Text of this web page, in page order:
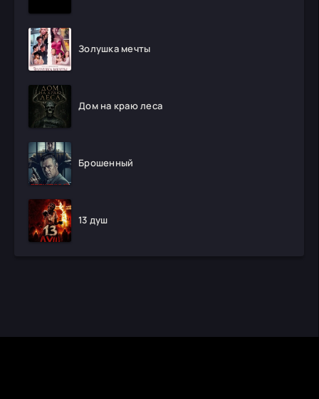
Золушка мечты
Дом на краю леса
Брошенный
13 душ